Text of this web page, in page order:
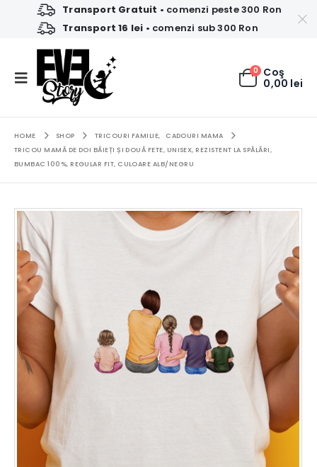
Transport Gratuit • comenzi peste 300 Ron
Transport 16 lei • comenzi sub 300 Ron
0 Coş
0,00 lei
HOME SHOP TRICOURI FAMILIE,
CADOURI MAMA
TRICOU MAMĂ DE DOI BĂIEȚI ȘI DOUĂ FETE, UNISEX, REZISTENT LA SPĂLĂRI,
BUMBAC 100%, REGULAR FIT, CULOARE ALB/NEGRU